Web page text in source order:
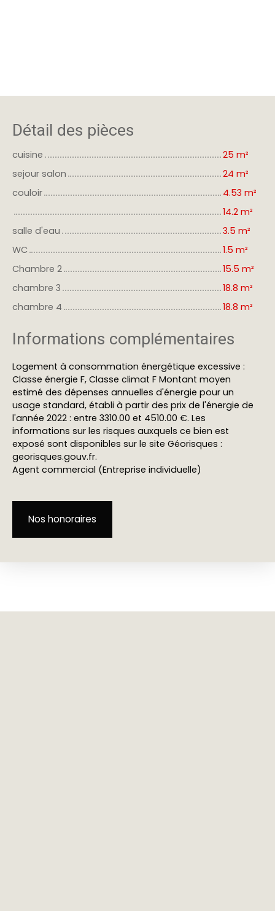
Détail des pièces
cuisine
25 m²
sejour salon
24 m²
couloir
4.53 m²
14.2 m²
salle d'eau
3.5 m²
WC
1.5 m²
Chambre 2
15.5 m²
chambre 3
18.8 m²
chambre 4
18.8 m²
Informations complémentaires
Logement à consommation énergétique excessive :
Classe énergie F, Classe climat F Montant moyen
estimé des dépenses annuelles d'énergie pour un
usage standard, établi à partir des prix de l'énergie de
l'année 2022 : entre 3310.00 et 4510.00 €. Les
informations sur les risques auxquels ce bien est
exposé sont disponibles sur le site Géorisques :
georisques.gouv.fr.
Agent commercial (Entreprise individuelle)
Nos honoraires